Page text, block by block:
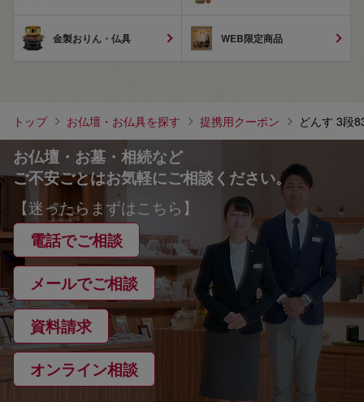
金製おりん・仏具 WEB限定商品
トップ お仏壇・お仏具を探す 提携用クーポン どんす 3段
お仏壇・お墓・相続など
ご不安ごとはお気軽にご相談ください。
【迷ったらまずはこちら】
電話でご相談
メールでご相談
資料請求
オンライン相談